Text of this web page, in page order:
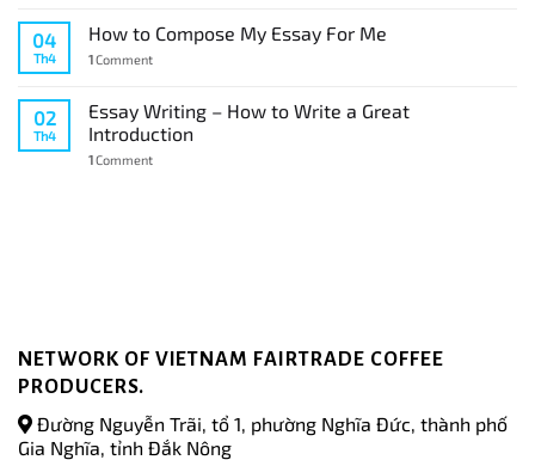
04
Th4
How to Compose My Essay For Me
1Comment
02
Th4
Essay Writing – How to Write a Great
Introduction
1Comment
NETWORK OF VIETNAM FAIRTRADE COFFEE
PRODUCERS.
Đường Nguyễn Trãi, tổ 1, phường Nghĩa Đức, thành phố
Gia Nghĩa, tỉnh Đắk Nông